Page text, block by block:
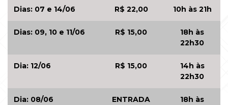
Dias: 07 e 14/06 R$ 22,00 10h às 21h
Dias: 09, 10 e 11/06 R$ 15,00
18h às
22h30
Dia: 12/06 R$ 15,00
14h às
22h30
Dia: 08/06
ENTRADA
18h às